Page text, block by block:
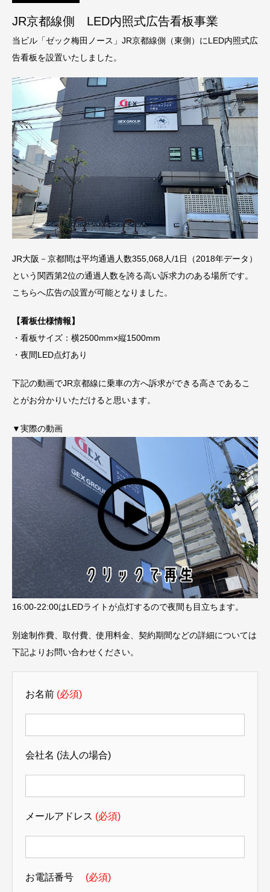
JR京都線側 LED内照式広告看板事業
当ビル「ゼック梅田ノース」JR京都線側（東側）にLED内照式広
告看板を設置いたしました。
JR大阪－京都間は平均通過人数355,068人/1日（2018年データ）
という関西第2位の通過人数を誇る高い訴求力のある場所です。
こちらへ広告の設置が可能となりました。
【看板仕様情報】
・看板サイズ：横2500mm×縦1500mm
・夜間LED点灯あり
下記の動画でJR京都線に乗車の方へ訴求ができる高さであるこ
とがお分かりいただけると思います。
▼実際の動画
16:00-22:00はLEDライトが点灯するので夜間も目立ちます。
別途制作費、取付費、使用料金、契約期間などの詳細については
下記よりお問い合わせください。
お名前 (必須)
会社名 (法人の場合)
メールアドレス (必須)
お電話番号 (必須)